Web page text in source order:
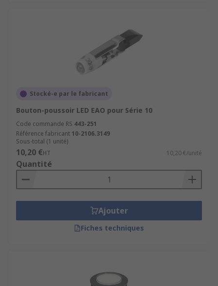
Stocké-e par le fabricant
Bouton-poussoir LED EAO pour Série 10
Code commande RS 443-251
Référence fabricant 10-2106.3149
Sous-total (1 unité)
10,20 €HT 10,20 €/unité
Quantité
Ajouter
Fiches techniques